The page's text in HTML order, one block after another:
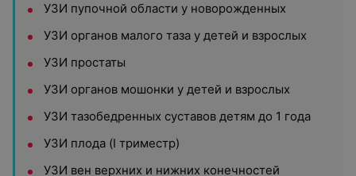
УЗИ пупочной области у новорожденных
УЗИ органов малого таза у детей и взрослых
УЗИ простаты
УЗИ органов мошонки у детей и взрослых
УЗИ тазобедренных суставов детям до 1 года
УЗИ плода (I триместр)
УЗИ вен верхних и нижних конечностей